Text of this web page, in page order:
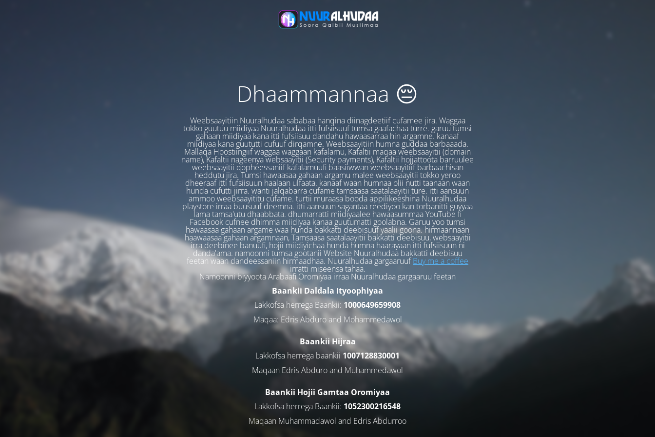
Dhaammannaa 😔
Weebsaayitiin Nuuralhudaa sababaa hanqina diinagdeetiif cufamee jira. Waggaa
tokko guutuu miidiyaa Nuuralhudaa itti fufsiisuuf tumsa gaafachaa turre. garuu tumsi
gahaan miidiyaa kana itti fufsiisuu dandahu hawaasarraa hin argamne. kanaaf
miidiyaa kana guututti cufuuf dirqamne. Weebsaayitiin humna guddaa barbaaada.
Mallaqa Hoostiingiif waggaa waggaan kafalamu, Kafaltii maqaa weebsaayitii (domain
name), Kafaltii nageenya websaayitii (Security payments), Kafaltii hojjattoota barruulee
weebsaayitii qopheessaniif kafalamuufi baasiiwwan weebsaayitiif barbaachisan
heddutu jira. Tumsi hawaasaa gahaan argamu malee weebsaayitii tokko yeroo
dheeraaf itti fufsiisuun haalaan ulfaata. kanaaf waan humnaa olii nutti taanaan waan
hunda cufutti jirra. wanti jalqabarra cufame tamsaasa saatalaayitii ture. itti aansuun
ammoo weebsaayititu cufame. turtii muraasa booda appilikeeshina Nuuralhudaa
playstore irraa buusuuf deemna. itti aansuun sagantaa reediyoo kan torbanitti guyyaa
lama tamsa'utu dhaabbata. dhumarratti miidiyaalee hawaasummaa YouTube fi
Facebook cufnee dhimma miidiyaa kanaa guutumatti goolabna. Garuu yoo tumsi
hawaasaa gahaan argame waa hunda bakkatti deebisuuf yaalii goona. hirmaannaan
haawaasaa gahaan argamnaan, Tamsaasa saatalaayitii bakkatti deebisuu, websaayitii
irra deebinee banuufi, hojii miidiyichaa hunda humna haarayaan itti fufsiisuun ni
danda'ama. namoonni tumsa gootanii Website Nuuralhudaa bakkatti deebisuu
feetan waan dandeessaniin hirmaadhaa. Nuuralhudaa gargaaruufBuy me a coffee
irratti miseensa tahaa.
Namoonni biyyoota Arabaafi Oromiyaa irraa Nuuralhudaa gargaaruu feetan
Baankii Daldala Ityoophiyaa
Lakkofsa herrega Baankii: 1000649659908
Maqaa: Edris Abduro and Mohammedawol
Baankii Hijraa
Lakkofsa herrega baankii 1007128830001
Maqaan Edris Abduro and Muhammedawol
Baankii Hojii Gamtaa Oromiyaa
Lakkofsa herrega Baankii: 1052300216548
Maqaan Muhammadawol and Edris Abdurroo